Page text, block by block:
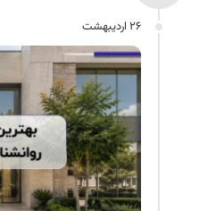
۲۶ اردیبهشت